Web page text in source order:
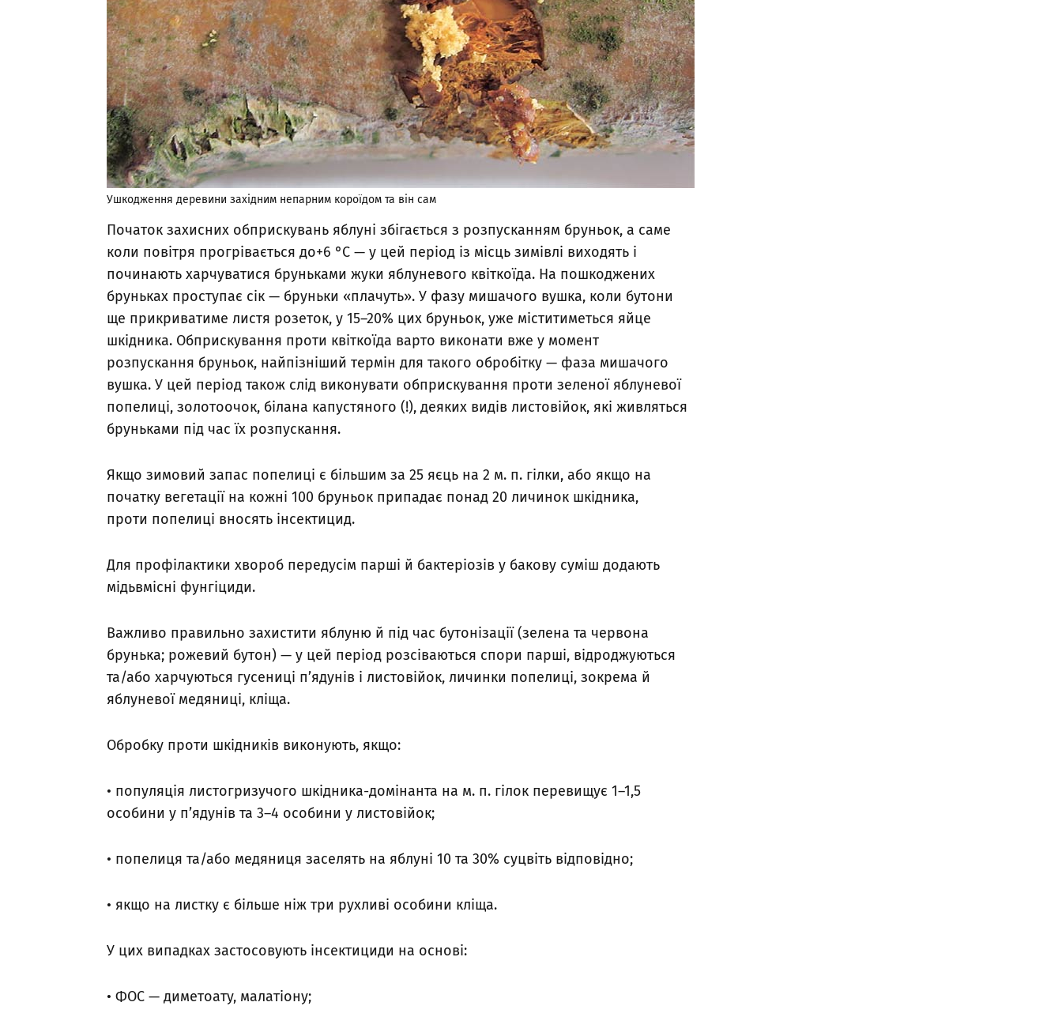
Ушкодження деревини західним непарним короїдом та він сам
Початок захисних обприскувань яблуні збігається з розпусканням бруньок, а саме
коли повітря прогрівається до+6 °C — у цей період із місць зимівлі виходять і
починають харчуватися бруньками жуки яблуневого квіткоїда. На пошкоджених
бруньках проступає сік — бруньки «плачуть». У фазу мишачого вушка, коли бутони
ще прикриватиме листя розеток, у 15–20% цих бруньок, уже міститиметься яйце
шкідника. Обприскування проти квіткоїда варто виконати вже у момент
розпускання бруньок, найпізніший термін для такого обробітку — фаза мишачого
вушка. У цей період також слід виконувати обприскування проти зеленої яблуневої
попелиці, золотоочок, білана капустяного (!), деяких видів листовійок, які живляться
бруньками під час їх розпускання.
Якщо зимовий запас попелиці є більшим за 25 яєць на 2 м. п. гілки, або якщо на
початку вегетації на кожні 100 бруньок припадає понад 20 личинок шкідника,
проти попелиці вносять інсектицид.
Для профілактики хвороб передусім парші й бактеріозів у бакову суміш додають
мідьвмісні фунгіциди.
Важливо правильно захистити яблуню й під час бутонізації (зелена та червона
брунька; рожевий бутон) — у цей період розсіваються спори парші, відроджуються
та/або харчуються гусениці п’ядунів і листовійок, личинки попелиці, зокрема й
яблуневої медяниці, кліща.
Обробку проти шкідників виконують, якщо:
• популяція листогризучого шкідника-домінанта на м. п. гілок перевищує 1–1,5
особини у п’ядунів та 3–4 особини у листовійок;
• попелиця та/або медяниця заселять на яблуні 10 та 30% суцвіть відповідно;
• якщо на листку є більше ніж три рухливі особини кліща.
У цих випадках застосовують інсектициди на основі:
• ФОС — диметоату, малатіону;